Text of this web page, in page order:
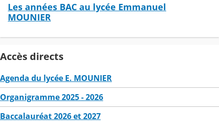
Les années BAC au lycée Emmanuel
MOUNIER
Accès directs
Agenda du lycée E. MOUNIER
Organigramme 2025 - 2026
Baccalauréat 2026 et 2027